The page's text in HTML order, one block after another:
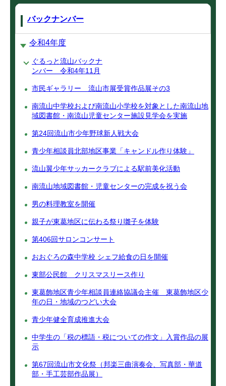
バックナンバー
令和4年度
ぐるっと流山バックナ
ンバー 令和4年11月
市民ギャラリー 流山市展受賞作品展その3
南流山中学校および南流山小学校を対象とした南流山地
域図書館・南流山児童センター施設見学会を実施
第24回流山市少年野球新人戦大会
青少年相談員北部地区事業「キャンドル作り体験」
流山翼少年サッカークラブによる駅前美化活動
南流山地域図書館・児童センターの完成を祝う会
男の料理教室を開催
親子が東葛地区に伝わる祭り囃子を体験
第406回サロンコンサート
おおぐろの森中学校 シェフ給食の日を開催
東部公民館 クリスマスリース作り
東葛飾地区青少年相談員連絡協議会主催 東葛飾地区少
年の日・地域のつどい大会
青少年健全育成推進大会
中学生の「税の標語・税についての作文」入賞作品の展
示
第67回流山市文化祭（邦楽三曲演奏会、写真部・華道
部・手工芸部作品展）